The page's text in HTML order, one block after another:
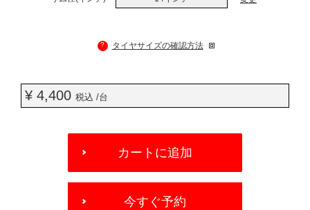
? タイヤサイズの確認方法
¥ 4,400 税込 /台
OPTIONS
カートに追加
今すぐ予約